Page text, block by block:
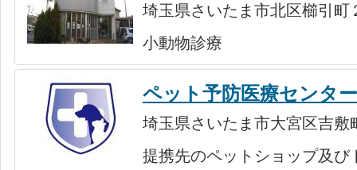
埼玉県さいたま市北区櫛引町
小動物診療
ペット予防医療センター
埼玉県さいたま市大宮区吉敷
提携先のペットショップ及